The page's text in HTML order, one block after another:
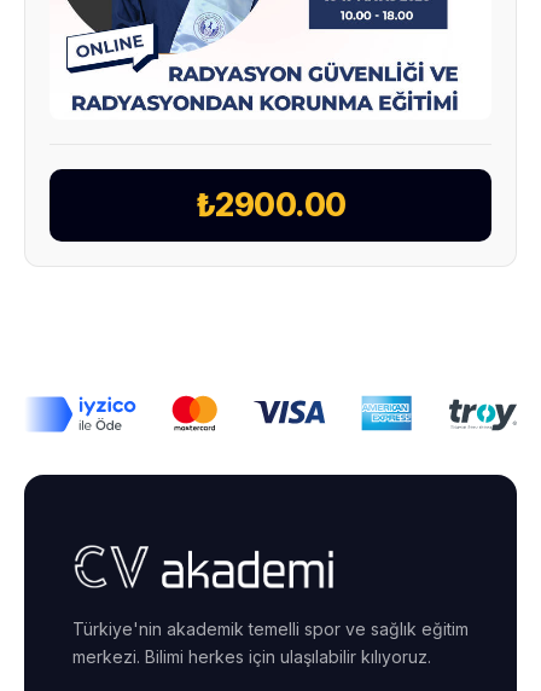
₺2900.00
Türkiye'nin akademik temelli spor ve sağlık eğitim
merkezi. Bilimi herkes için ulaşılabilir kılıyoruz.